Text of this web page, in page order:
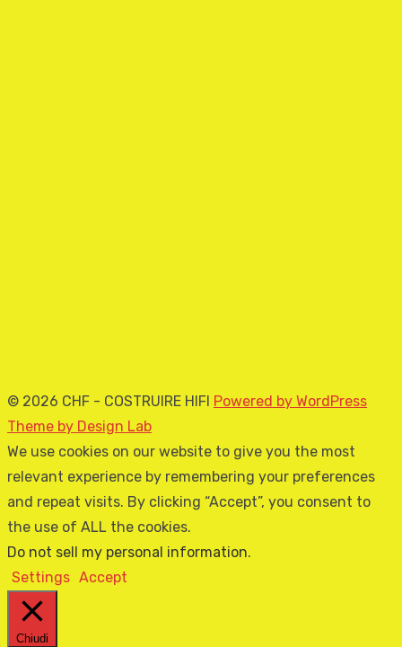
© 2026 CHF - COSTRUIRE HIFI Powered by WordPress
Theme by Design Lab
We use cookies on our website to give you the most
relevant experience by remembering your preferences
and repeat visits. By clicking “Accept”, you consent to
the use of ALL the cookies.
Do not sell my personal information.
Settings Accept
Chiudi